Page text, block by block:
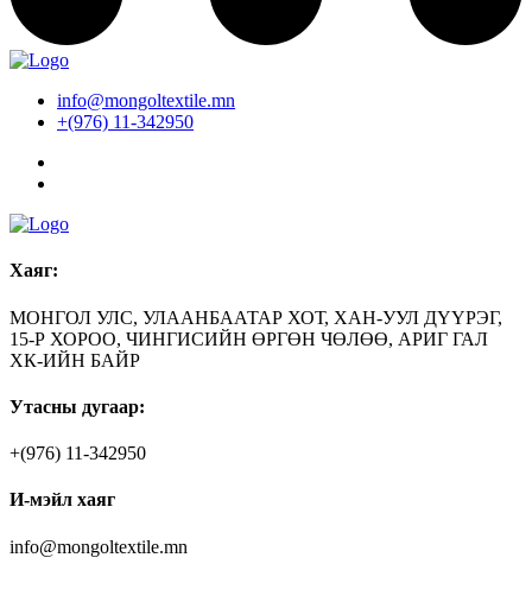
info@mongoltextile.mn
+(976) 11-342950
Хаяг:
МОНГОЛ УЛС, УЛААНБААТАР ХОТ, ХАН-УУЛ ДҮҮРЭГ,
15-Р ХОРОО, ЧИНГИСИЙН ӨРГӨН ЧӨЛӨӨ, АРИГ ГАЛ
ХК-ИЙН БАЙР
Утасны дугаар:
+(976) 11-342950
И-мэйл хаяг
info@mongoltextile.mn